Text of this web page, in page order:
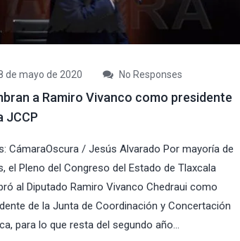
de mayo de 2020 No Responses
a Ramiro Vivanco como presidente
JCCP
CámaraOscura / Jesús Alvarado Por mayoría de
el Pleno del Congreso del Estado de Tlaxcala
al Diputado Ramiro Vivanco Chedraui como
de la Junta de Coordinación y Concertación
para lo que resta del segundo año...